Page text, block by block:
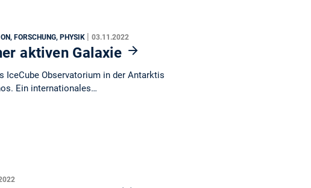
FORSCHUNG, PHYSIK |03.11.2022
aktiven Galaxie
IceCube Observatorium in der Antarktis
Ein internationales…